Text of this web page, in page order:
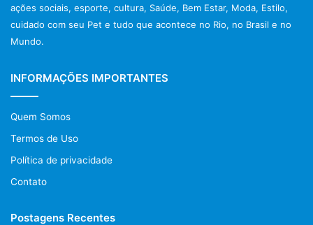
ações sociais, esporte, cultura, Saúde, Bem Estar, Moda, Estilo,
cuidado com seu Pet e tudo que acontece no Rio, no Brasil e no
Mundo.
INFORMAÇÕES IMPORTANTES
Quem Somos
Termos de Uso
Política de privacidade
Contato
Postagens Recentes